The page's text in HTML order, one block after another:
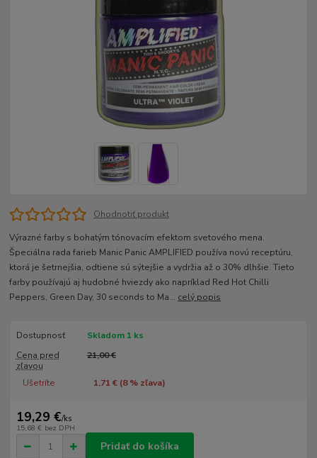
Ohodnotiť produkt
Výrazné farby s bohatým tónovacím efektom svetového mena.
Špeciálna rada farieb Manic Panic AMPLIFIED používa novú receptúru,
ktorá je šetrnejšia, odtiene sú sýtejšie a vydržia až o 30% dlhšie. Tieto
farby používajú aj hudobné hviezdy ako napríklad Red Hot Chilli
Peppers, Green Day, 30 seconds to Ma... celý popis
Dostupnosť
Skladom 1 ks
Cena pred
zľavou
21,00 €
Ušetríte 1,71 € (8% zľava)
19,29 €/ks
15,68 € bez DPH
Pridať do košíka